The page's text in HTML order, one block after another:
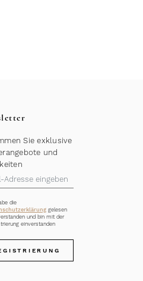
Sie exklusive
und
die
gelesen
und bin mit der
einverstanden